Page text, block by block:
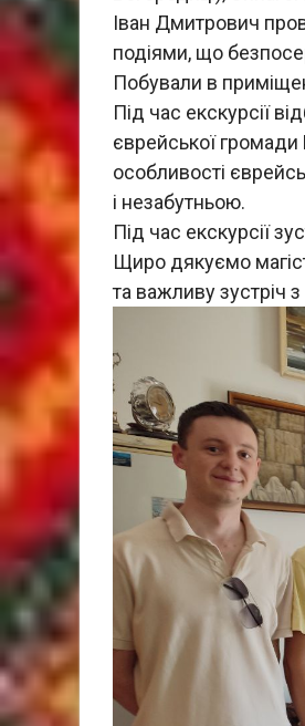
Іван Дмитрович
подіями, що
Побували в
Під час екскурсії
єврейської громади
особливості
і незабутньою.
Під час екскурсії
Щиро дякуємо
та важливу зустріч